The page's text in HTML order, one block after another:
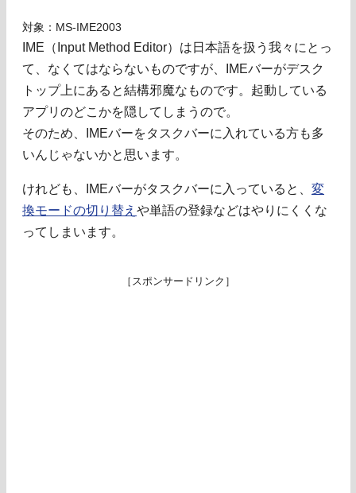
対象：MS-IME2003
IME（Input Method Editor）は日本語を扱う我々にとっ
て、なくてはならないものですが、IMEバーがデスク
トップ上にあると結構邪魔なものです。起動している
アプリのどこかを隠してしまうので。
そのため、IMEバーをタスクバーに入れている方も多
いんじゃないかと思います。
けれども、IMEバーがタスクバーに入っていると、 変
換モードの切り替え や単語の登録などはやりにくくな
ってしまいます。
［スポンサードリンク］